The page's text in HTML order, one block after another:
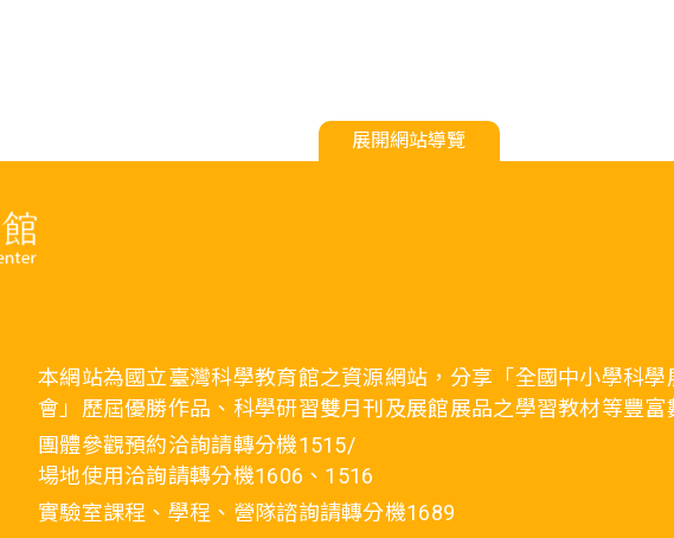
展開網站導覽
本網站為國立臺灣科學教育館之資源網站，分享「全國中小學科
會」歷屆優勝作品、科學研習雙月刊及展館展品之學習教材等豐富
團體參觀預約洽詢請轉分機1515/
場地使用洽詢請轉分機1606、1516
實驗室課程、學程、營隊諮詢請轉分機1689